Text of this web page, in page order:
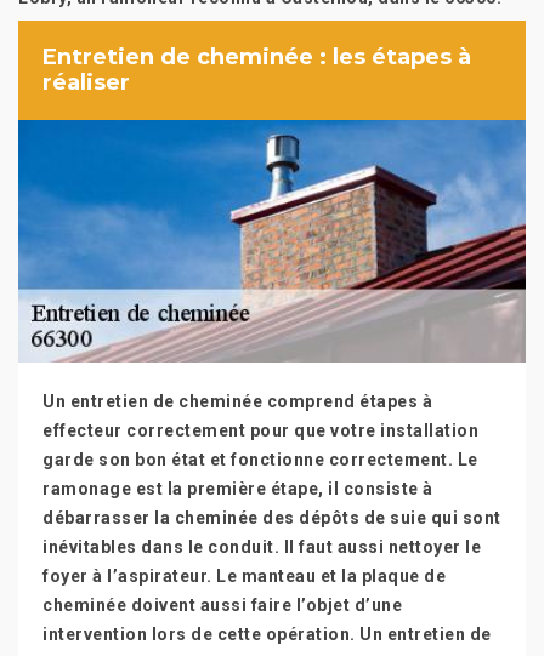
Entretien de cheminée : les étapes à
réaliser
Un entretien de cheminée comprend étapes à
effecteur correctement pour que votre installation
garde son bon état et fonctionne correctement. Le
ramonage est la première étape, il consiste à
débarrasser la cheminée des dépôts de suie qui sont
inévitables dans le conduit. Il faut aussi nettoyer le
foyer à l’aspirateur. Le manteau et la plaque de
cheminée doivent aussi faire l’objet d’une
intervention lors de cette opération. Un entretien de